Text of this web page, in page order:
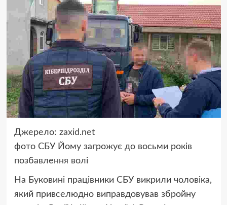
Джерело: zaxid.net
фото СБУ Йому загрожує до восьми років
позбавлення волі
На Буковині працівники СБУ викрили чоловіка,
який привселюдно виправдовував збройну